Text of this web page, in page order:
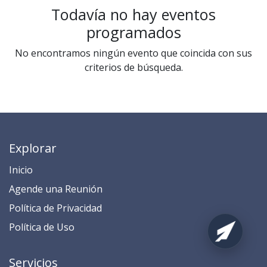
Todavía no hay eventos
programados
No encontramos ningún evento que coincida con sus
criterios de búsqueda.
Explorar
Inicio
​​​​​​​​​​​​​​​​​​​​​​​​​​​​A​gend​e ​u​na​ Reunión​
​​​​​​P​o​l​ítica de Privacidad
​​​​​​​​​​​P​o​l​í​t​ic​a​ d​e ​U​so​
Servicios